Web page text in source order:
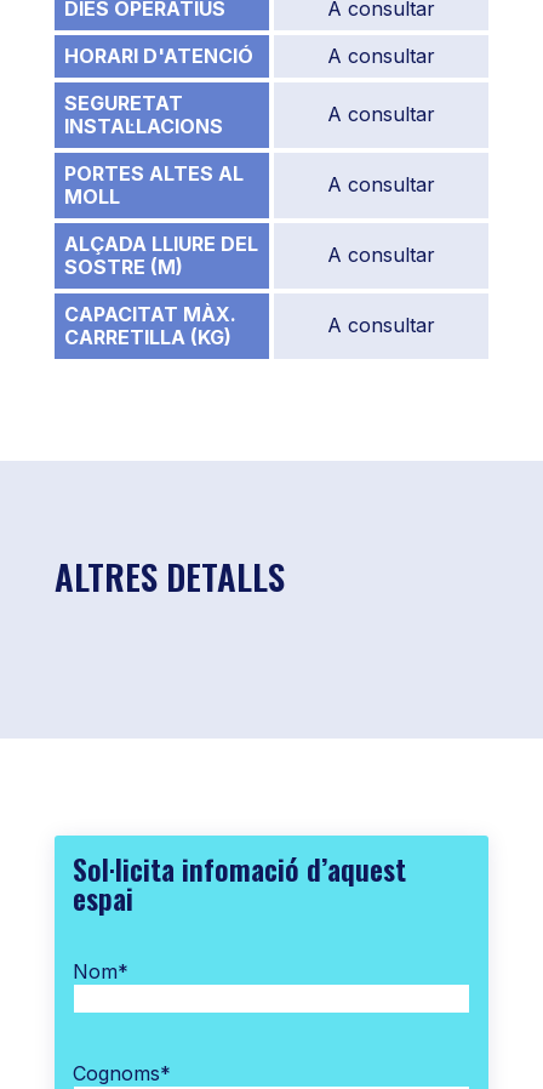
DIES OPERATIUS
A consultar
HORARI D'ATENCIÓ
A consultar
SEGURETAT
INSTAL·LACIONS
A consultar
PORTES ALTES AL
MOLL
A consultar
ALÇADA LLIURE DEL
SOSTRE (M)
A consultar
CAPACITAT MÀX.
CARRETILLA (KG)
A consultar
ALTRES DETALLS
Sol·licita infomació d’aquest
espai
Nom*
Cognoms*